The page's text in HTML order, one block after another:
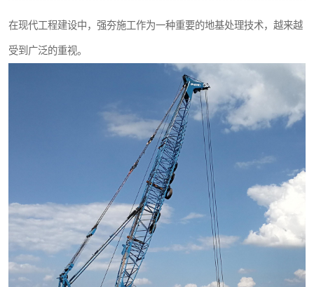
在现代工程建设中，强夯施工作为一种重要的地基处理技术，越来越
受到广泛的重视。